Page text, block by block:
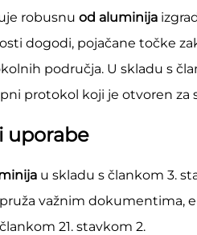
robusnu od aluminija
dogodi, pojačane točke
područja. U skladu s
protokol koji je otvoren za
uporabe
u skladu s člankom 3.
važnim dokumentima,
21. stavkom 2.